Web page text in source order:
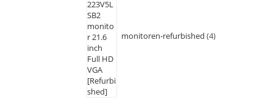
monitoren-refurbished 4